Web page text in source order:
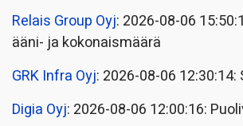
Relais Group Oyj: 2026-08-06
ääni- ja kokonaismäärä
GRK Infra Oyj: 2026-08-06
Digia Oyj: 2026-08-06 12:00:16: